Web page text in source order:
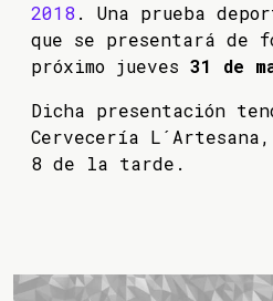
2018 . Una prueba
que se presentará de
próximo jueves 31 de
Dicha presentación
Cervecería
8 de la tarde.